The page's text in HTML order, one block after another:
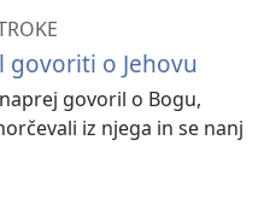
govoriti o Jehovu
govoril o Bogu,
iz njega in se nanj